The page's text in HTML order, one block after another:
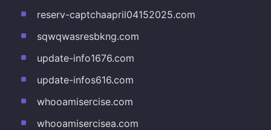
reserv-captchaapril04152025.com
sqwqwasresbkng.com
update-info1676.com
update-infos616.com
whooamisercise.com
whooamisercisea.com